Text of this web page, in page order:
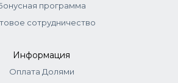
программа
сотрудничество
Информация
Оплата Долями